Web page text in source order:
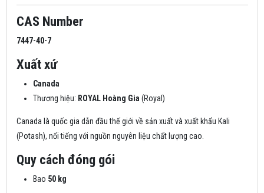
CAS Number
7447-40-7
Xuất xứ
Canada
Thương hiệu: ROYAL Hoàng Gia (Royal)
Canada là quốc gia dẫn đầu thế giới về sản xuất và xuất khẩu Kali
(Potash), nổi tiếng với nguồn nguyên liệu chất lượng cao.
Quy cách đóng gói
Bao 50 kg